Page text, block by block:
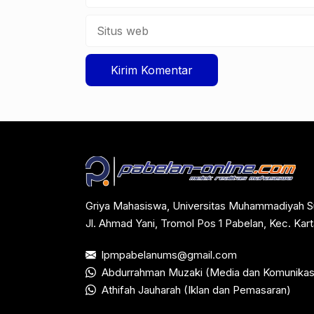
Griya Mahasiswa, Universitas Muhammadiyah
Jl. Ahmad Yani, Tromol Pos 1 Pabelan, Kec.
lpmpabelanums@gmail.com
Abdurrahman Muzaki (Media dan
Athifah Jauharah (Iklan dan Pemasaran)